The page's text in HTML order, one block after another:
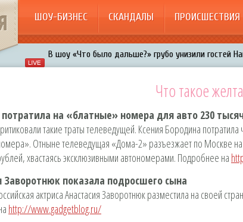
ШОУ-БИЗНЕС СКАНДАЛЫ ПРОИСШЕСТВИЯ
В шоу «Что было дальше?» грубо унизили гостей
«Мужик на 200%»: Тарзан признался, что изменил
Галкин променял Дроботенко на Лазарева
Расстались Энрике Иглесиас и Анна Курникова
Что такое
на «блатные» номера для авто 230
такие траты телеведущей. Ксения Бородина
Отныне телеведущая «Дома-2» разъезжает по Москве
хвастаясь эксклюзивными автономерами. Подробнее на
Заворотнюк показала подросшего сына
актриса Анастасия Заворотнюк разместила на своей
http://www.gadgetblog.ru/